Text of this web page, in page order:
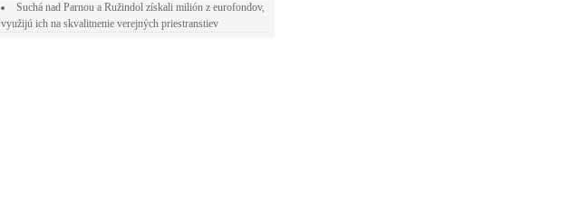
Suchá nad Parnou a Ružindol získali milión z eurofondov,
využijú ich na skvalitnenie verejných priestranstiev